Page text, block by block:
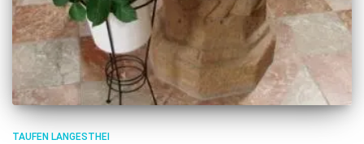
TAUFEN LANGESTHEI